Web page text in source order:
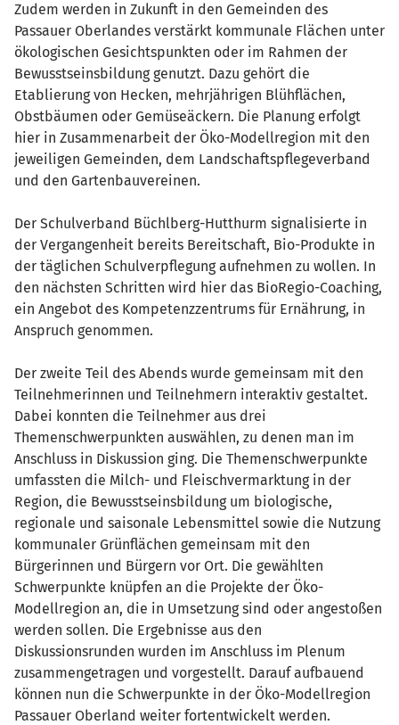
Zudem werden in Zukunft in den Gemeinden des
Passauer Oberlandes verstärkt kommunale Flächen unter
ökologischen Gesichtspunkten oder im Rahmen der
Bewusstseinsbildung genutzt. Dazu gehört die
Etablierung von Hecken, mehrjährigen Blühflächen,
Obstbäumen oder Gemüseäckern. Die Planung erfolgt
hier in Zusammenarbeit der Öko-Modellregion mit den
jeweiligen Gemeinden, dem Landschaftspflegeverband
und den Gartenbauvereinen.
Der Schulverband Büchlberg-Hutthurm signalisierte in
der Vergangenheit bereits Bereitschaft, Bio-Produkte in
der täglichen Schulverpflegung aufnehmen zu wollen. In
den nächsten Schritten wird hier das BioRegio-Coaching,
ein Angebot des Kompetenzzentrums für Ernährung, in
Anspruch genommen.
Der zweite Teil des Abends wurde gemeinsam mit den
Teilnehmerinnen und Teilnehmern interaktiv gestaltet.
Dabei konnten die Teilnehmer aus drei
Themenschwerpunkten auswählen, zu denen man im
Anschluss in Diskussion ging. Die Themenschwerpunkte
umfassten die Milch- und Fleischvermarktung in der
Region, die Bewusstseinsbildung um biologische,
regionale und saisonale Lebensmittel sowie die Nutzung
kommunaler Grünflächen gemeinsam mit den
Bürgerinnen und Bürgern vor Ort. Die gewählten
Schwerpunkte knüpfen an die Projekte der Öko-
Modellregion an, die in Umsetzung sind oder angestoßen
werden sollen. Die Ergebnisse aus den
Diskussionsrunden wurden im Anschluss im Plenum
zusammengetragen und vorgestellt. Darauf aufbauend
können nun die Schwerpunkte in der Öko-Modellregion
Passauer Oberland weiter fortentwickelt werden.